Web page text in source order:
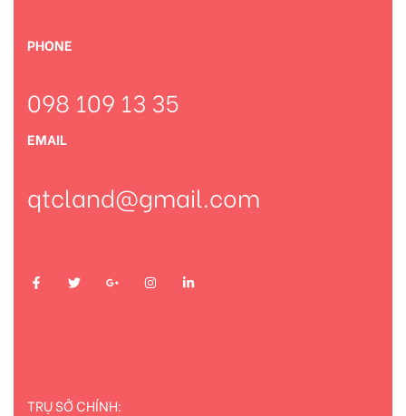
PHONE
098 109 13 35
EMAIL
qtcland@gmail.com
TRỤ SỞ CHÍNH: